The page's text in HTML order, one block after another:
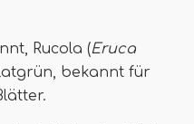
Rucola (Eruca
bekannt für